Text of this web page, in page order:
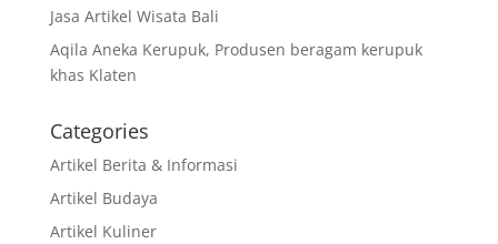
Jasa Artikel Wisata Bali
Aqila Aneka Kerupuk, Produsen beragam kerupuk
khas Klaten
Categories
Artikel Berita & Informasi
Artikel Budaya
Artikel Kuliner